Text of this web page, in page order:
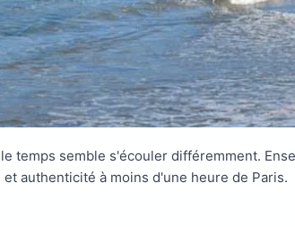
temps semble s'écouler différemment.
authenticité à moins d'une heure de Paris.